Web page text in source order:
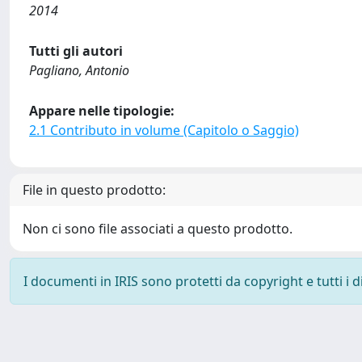
2014
Tutti gli autori
Pagliano, Antonio
Appare nelle tipologie:
2.1 Contributo in volume (Capitolo o Saggio)
File in questo prodotto:
Non ci sono file associati a questo prodotto.
I documenti in IRIS sono protetti da copyright e tutti i